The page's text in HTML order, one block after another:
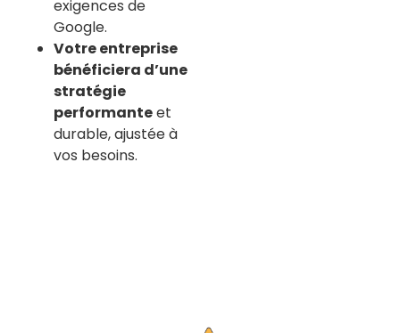
exigences de
Google.
Votre entreprise
bénéficiera d’une
stratégie
performanteet
durable, ajustée à
vos besoins.